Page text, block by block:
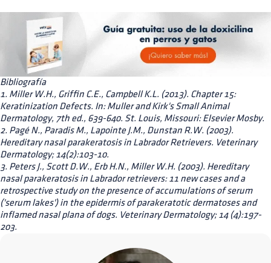
Bibliografía
1. Miller W.H., Griffin C.E., Campbell K.L. (2013). Chapter 15:
Keratinization Defects. In: Muller and Kirk's Small Animal
Dermatology, 7th ed., 639-640. St. Louis, Missouri: Elsevier Mosby.
2. Pagé N., Paradis M., Lapointe J.M., Dunstan R.W. (2003).
Hereditary nasal parakeratosis in Labrador Retrievers. Veterinary
Dermatology; 14(2):103-10.
3. Peters J., Scott D.W., Erb H.N., Miller W.H. (2003). Hereditary
nasal parakeratosis in Labrador retrievers: 11 new cases and a
retrospective study on the presence of accumulations of serum
('serum lakes') in the epidermis of parakeratotic dermatoses and
inflamed nasal plana of dogs. Veterinary Dermatology; 14 (4):197-
203.